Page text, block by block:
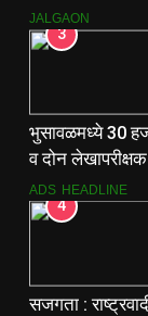
JALGAON
3
भुसावळमध्ये 30
व दोन
ADS HEADLINE
4
सजगता :